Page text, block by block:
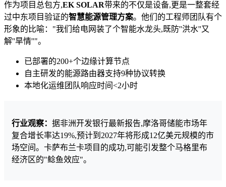
作为项目总包方,EK SOLAR带来的不仅是设备,更是一整套经
过中东项目验证的智慧能源管理方案。他们的工程师团队有个
形象的比喻："我们给电网装了个智能水龙头,既防''洪水''又
解''旱情''"。
已部署的200+个边缘计算节点
自主研发的能源路由器支持9种协议转换
本地化运维团队响应时间<2小时
行业观察： 据非洲开发银行最新报告,摩洛哥储能市场年
复合增长率达19%,预计到2027年将形成12亿美元规模的市
场空间。卡萨布兰卡项目的成功,可能引发整个马格里布
经济区的"鲶鱼效应"。